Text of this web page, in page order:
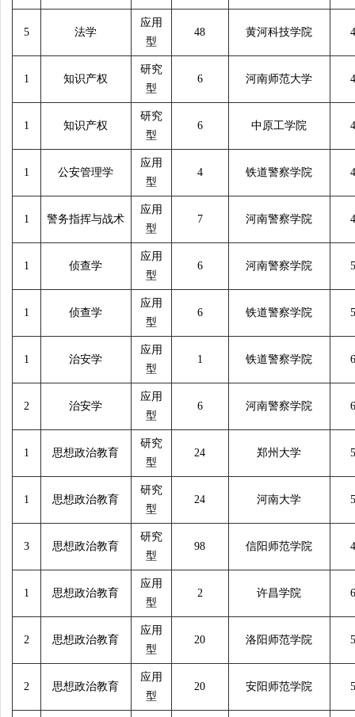
5 法学
应用
型
48 黄河科技学院
1 知识产权
研究
型
6 河南师范大学
1 知识产权
研究
型
6 中原工学院
1 公安管理学
应用
型
4 铁道警察学院
1 警务指挥与战术
应用
型
7 河南警察学院
1 侦查学
应用
型
6 河南警察学院
1 侦查学
应用
型
6 铁道警察学院
1 治安学
应用
型
1 铁道警察学院
2 治安学
应用
型
6 河南警察学院
1 思想政治教育
研究
型
24 郑州大学
1 思想政治教育
研究
型
24 河南大学
3 思想政治教育
研究
型
98 信阳师范学院
1 思想政治教育
应用
型
2 许昌学院
2 思想政治教育
应用
型
20 洛阳师范学院
2 思想政治教育
应用
型
20 安阳师范学院